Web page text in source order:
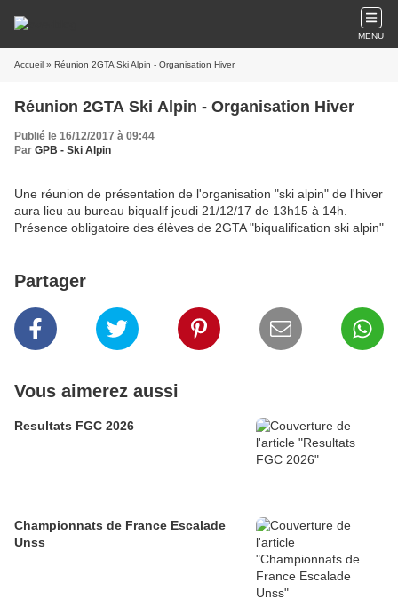
MENU
Accueil » Réunion 2GTA Ski Alpin - Organisation Hiver
Réunion 2GTA Ski Alpin - Organisation Hiver
Publié le 16/12/2017 à 09:44
Par GPB - Ski Alpin
Une réunion de présentation de l'organisation "ski alpin" de l'hiver
aura lieu au bureau biqualif jeudi 21/12/17 de 13h15 à 14h.
Présence obligatoire des élèves de 2GTA "biqualification ski alpin"
Partager
Vous aimerez aussi
Resultats FGC 2026
Championnats de France Escalade
Unss